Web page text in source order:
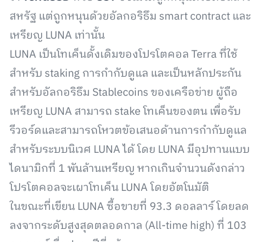
สหรัฐ แต่ถูกหนุนด้วยอัลกอริธึม smart contract และ
เหรียญ LUNA เท่านั้น
LUNA เป็นโทเค็นดั้งเดิมของโปรโตคอล Terra ที่ใช้
สำหรับ staking การกำกับดูแล และเป็นหลักประกัน
สำหรับอัลกอริธึม Stablecoins ของเครือข่าย ผู้ถือ
เหรียญ LUNA สามารถ stake โทเค็นของตน เพื่อรับ
รีวอร์ดและสามารถโหวตข้อเสนอด้านการกำกับดูแล
สำหรับระบบนิเวศ LUNA ได้ โดย LUNA มีอุปทานแบบ
ไดนามิกที่ 1 พันล้านเหรียญ หากเกินจำนวนดังกล่าว
โปรโตคอลจะเผาโทเค็น LUNA โดยอัตโนมัติ
ในขณะที่เขียน LUNA ซื้อขายที่ 93.3 ดอลลาร์ โดยลด
ลงจากระดับสูงสุดตลอดกาล (All-time high) ที่ 103